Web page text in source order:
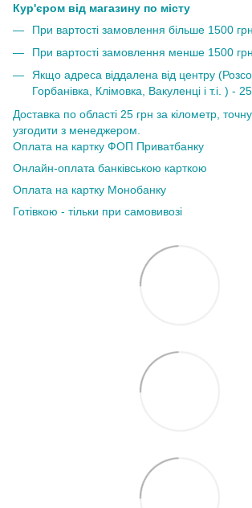
Кур'єром від магазину по місту
При вартості замовлення більше 1500
При вартості замовлення менше 1500
Якщо адреса віддалена від центру
Горбанівка, Клімовка, Вакуленці і т.і. ) -
Доставка по області 25 грн за кілометр,
узгодити з менеджером.
Оплата на картку ФОП Приватбанку
Онлайн-оплата банківською карткою
Оплата на картку Монобанку
Готівкою - тільки при самовивозі